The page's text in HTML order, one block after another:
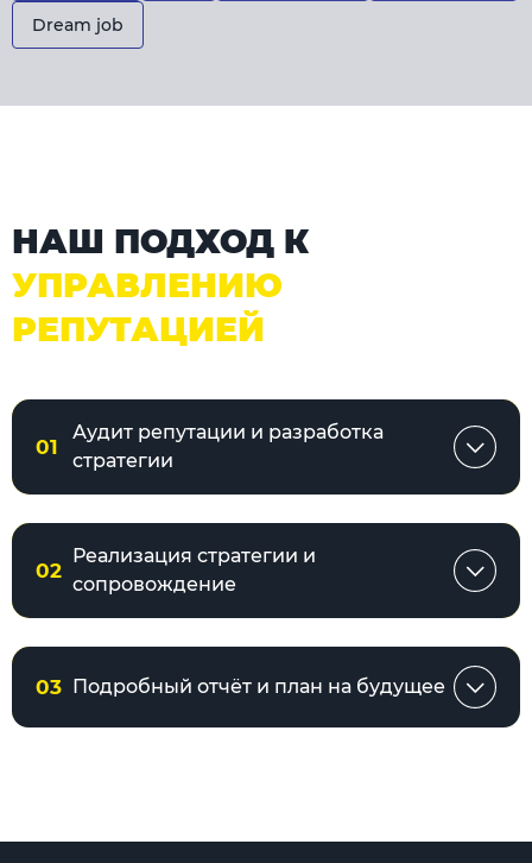
Dream job
НАШ ПОДХОД К
УПРАВЛЕНИЮ
РЕПУТАЦИЕЙ
01
Аудит репутации и разработка
стратегии
02
Реализация стратегии и
сопровождение
03 Подробный отчёт и план на будущее